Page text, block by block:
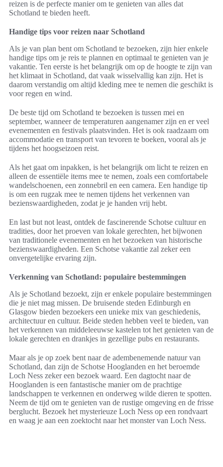
reizen is de perfecte manier om te genieten van alles dat
Schotland te bieden heeft.
Handige tips voor reizen naar Schotland
Als je van plan bent om Schotland te bezoeken, zijn hier enkele
handige tips om je reis te plannen en optimaal te genieten van je
vakantie. Ten eerste is het belangrijk om op de hoogte te zijn van
het klimaat in Schotland, dat vaak wisselvallig kan zijn. Het is
daarom verstandig om altijd kleding mee te nemen die geschikt is
voor regen en wind.
De beste tijd om Schotland te bezoeken is tussen mei en
september, wanneer de temperaturen aangenamer zijn en er veel
evenementen en festivals plaatsvinden. Het is ook raadzaam om
accommodatie en transport van tevoren te boeken, vooral als je
tijdens het hoogseizoen reist.
Als het gaat om inpakken, is het belangrijk om licht te reizen en
alleen de essentiële items mee te nemen, zoals een comfortabele
wandelschoenen, een zonnebril en een camera. Een handige tip
is om een rugzak mee te nemen tijdens het verkennen van
bezienswaardigheden, zodat je je handen vrij hebt.
En last but not least, ontdek de fascinerende Schotse cultuur en
tradities, door het proeven van lokale gerechten, het bijwonen
van traditionele evenementen en het bezoeken van historische
bezienswaardigheden. Een Schotse vakantie zal zeker een
onvergetelijke ervaring zijn.
Verkenning van Schotland: populaire bestemmingen
Als je Schotland bezoekt, zijn er enkele populaire bestemmingen
die je niet mag missen. De bruisende steden Edinburgh en
Glasgow bieden bezoekers een unieke mix van geschiedenis,
architectuur en cultuur. Beide steden hebben veel te bieden, van
het verkennen van middeleeuwse kastelen tot het genieten van de
lokale gerechten en drankjes in gezellige pubs en restaurants.
Maar als je op zoek bent naar de adembenemende natuur van
Schotland, dan zijn de Schotse Hooglanden en het beroemde
Loch Ness zeker een bezoek waard. Een dagtocht naar de
Hooglanden is een fantastische manier om de prachtige
landschappen te verkennen en onderweg wilde dieren te spotten.
Neem de tijd om te genieten van de rustige omgeving en de frisse
berglucht. Bezoek het mysterieuze Loch Ness op een rondvaart
en waag je aan een zoektocht naar het monster van Loch Ness.